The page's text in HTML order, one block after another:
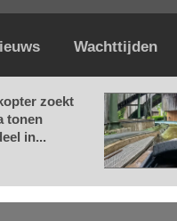
Wachttijden
zoekt
tonen
in...